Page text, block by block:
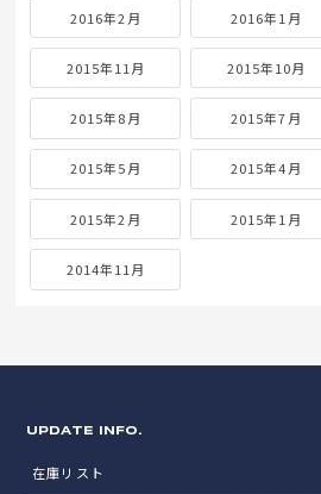
2016年2月 2016年1月
2015年11月 2015年10月
2015年8月 2015年7月
2015年5月 2015年4月
2015年2月 2015年1月
2014年11月
UPDATE INFO.
在庫リスト